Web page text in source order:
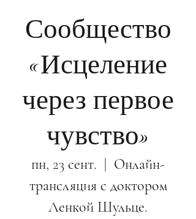
Сообщество
«Исцеление
через первое
чувство»
пн, 23 сент.
Онлайн-
трансляция с доктором
Ленкой Шульце.